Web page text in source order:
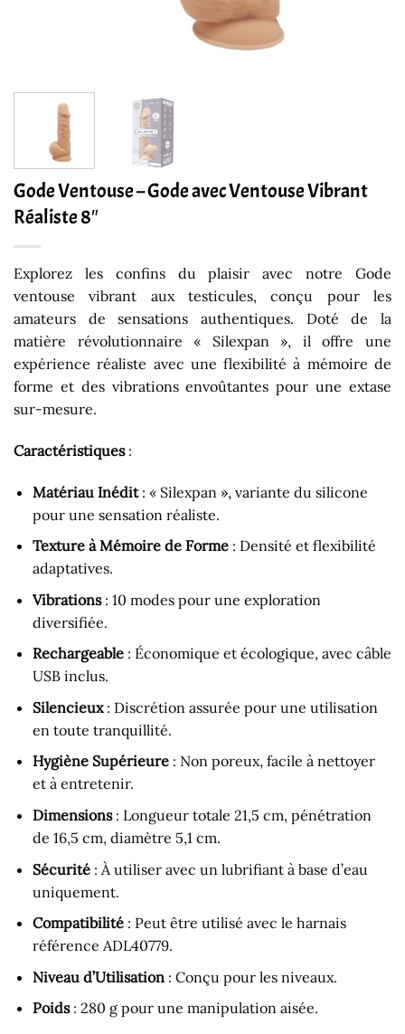
Gode Ventouse – Gode avec Ventouse Vibrant
Réaliste 8″
Explorez les confins du plaisir avec notre Gode
ventouse vibrant aux testicules, conçu pour les
amateurs de sensations authentiques. Doté de la
matière révolutionnaire « Silexpan », il offre une
expérience réaliste avec une flexibilité à mémoire de
forme et des vibrations envoûtantes pour une extase
sur-mesure.
Caractéristiques:
Matériau Inédit: « Silexpan », variante du silicone
pour une sensation réaliste.
Texture à Mémoire de Forme: Densité et flexibilité
adaptatives.
Vibrations: 10 modes pour une exploration
diversifiée.
Rechargeable: Économique et écologique, avec câble
USB inclus.
Silencieux: Discrétion assurée pour une utilisation
en toute tranquillité.
Hygiène Supérieure: Non poreux, facile à nettoyer
et à entretenir.
Dimensions: Longueur totale 21,5 cm, pénétration
de 16,5 cm, diamètre 5,1 cm.
Sécurité: À utiliser avec un lubrifiant à base d’eau
uniquement.
Compatibilité: Peut être utilisé avec le harnais
référence ADL40779.
Niveau d’Utilisation: Conçu pour les niveaux.
Poids: 280 g pour une manipulation aisée.